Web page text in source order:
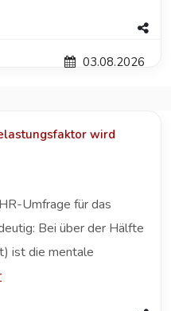
03.08.2026
wird
Umfrage für das
Bei über der Hälfte
ist die mentale